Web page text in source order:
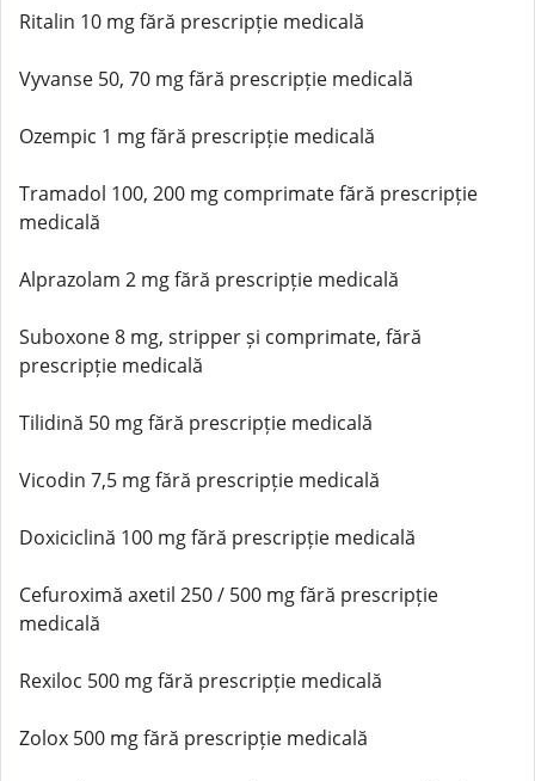
Ritalin 10 mg fără prescripție medicală
Vyvanse 50, 70 mg fără prescripție medicală
Ozempic 1 mg fără prescripție medicală
Tramadol 100, 200 mg comprimate fără prescripție
medicală
Alprazolam 2 mg fără prescripție medicală
Suboxone 8 mg, stripper și comprimate, fără
prescripție medicală
Tilidină 50 mg fără prescripție medicală
Vicodin 7,5 mg fără prescripție medicală
Doxiciclină 100 mg fără prescripție medicală
Cefuroximă axetil 250 / 500 mg fără prescripție
medicală
Rexiloc 500 mg fără prescripție medicală
Zolox 500 mg fără prescripție medicală